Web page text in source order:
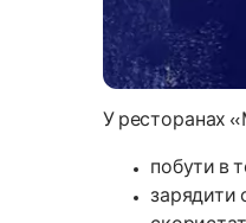
У ресторанах
побути в
зарядити